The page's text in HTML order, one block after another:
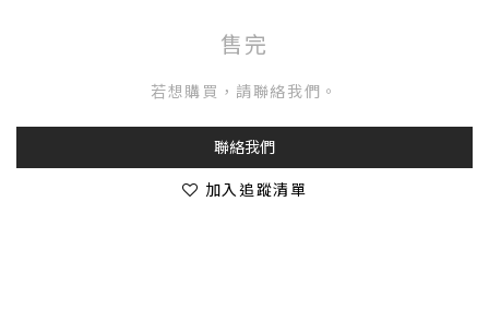
售完
若想購買，請聯絡我們。
聯絡我們
加入追蹤清單